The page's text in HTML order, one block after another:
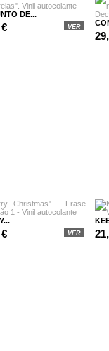
DE...
VER
VER